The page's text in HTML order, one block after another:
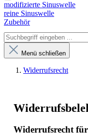
modifizierte Sinuswelle
reine Sinuswelle
Zubehör
Menü schließen
Widerrufsrecht
Widerrufsrecht